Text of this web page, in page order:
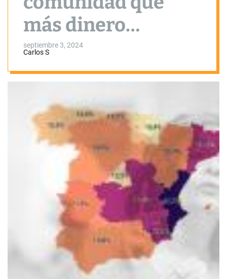
más dinero
destinará al pago
de los intereses de
septiembre 3, 2024
Carlos S